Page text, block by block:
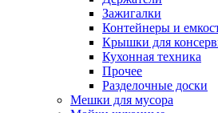
Зажигалки
Контейнеры и
Крышки для
Кухонная техника
Прочее
Разделочные доски
Мешки для мусора